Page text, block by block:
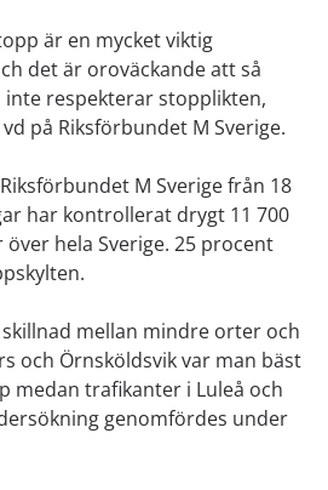
är en mycket viktig
det är oroväckande att så
inte respekterar stopplikten,
på Riksförbundet M Sverige.
M Sverige från 18
har kontrollerat drygt 11 700
hela Sverige. 25 procent
mellan mindre orter och
och Örnsköldsvik var man bäst
medan trafikanter i Luleå och
genomfördes under